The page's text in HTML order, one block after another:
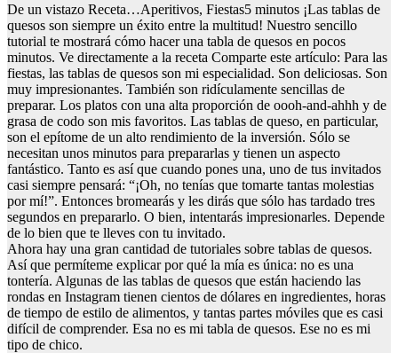
De un vistazo Receta…Aperitivos, Fiestas5 minutos ¡Las tablas de
quesos son siempre un éxito entre la multitud! Nuestro sencillo
tutorial te mostrará cómo hacer una tabla de quesos en pocos
minutos. Ve directamente a la receta Comparte este artículo: Para las
fiestas, las tablas de quesos son mi especialidad. Son deliciosas. Son
muy impresionantes. También son ridículamente sencillas de
preparar. Los platos con una alta proporción de oooh-and-ahhh y de
grasa de codo son mis favoritos. Las tablas de queso, en particular,
son el epítome de un alto rendimiento de la inversión. Sólo se
necesitan unos minutos para prepararlas y tienen un aspecto
fantástico. Tanto es así que cuando pones una, uno de tus invitados
casi siempre pensará: “¡Oh, no tenías que tomarte tantas molestias
por mí!”. Entonces bromearás y les dirás que sólo has tardado tres
segundos en prepararlo. O bien, intentarás impresionarles. Depende
de lo bien que te lleves con tu invitado.
Ahora hay una gran cantidad de tutoriales sobre tablas de quesos.
Así que permíteme explicar por qué la mía es única: no es una
tontería. Algunas de las tablas de quesos que están haciendo las
rondas en Instagram tienen cientos de dólares en ingredientes, horas
de tiempo de estilo de alimentos, y tantas partes móviles que es casi
difícil de comprender. Esa no es mi tabla de quesos. Ese no es mi
tipo de chico.